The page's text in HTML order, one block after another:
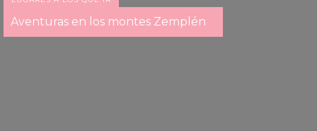
Aventuras en los montes Zemplén